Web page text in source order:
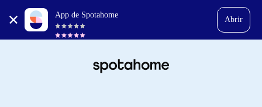
App de Spotahome
Abrir